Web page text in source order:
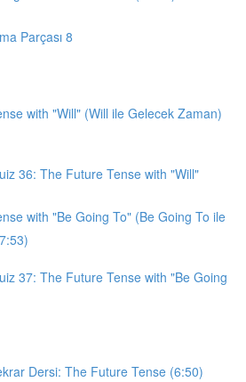
Parçası 8
with "Will" (Will ile Gelecek Zaman)
36: The Future Tense with "Will"
with "Be Going To" (Be Going To ile
37: The Future Tense with "Be Going
Dersi: The Future Tense (6:50)